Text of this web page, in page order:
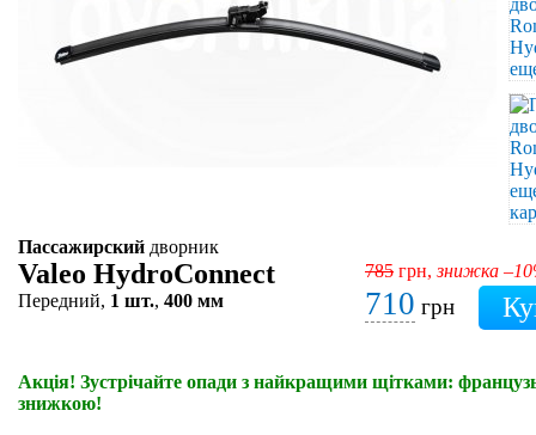
Пассажирский дворник
Valeo HydroConnect
Передний, 1 шт., 400 мм
785 грн,знижка
710 грн
Акція! Зустрічайте опади з найкращими щітками:
знижкою!